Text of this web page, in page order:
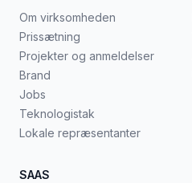
Om virksomheden
Prissætning
Projekter og anmeldelser
Brand
Jobs
Teknologistak
Lokale repræsentanter
SAAS